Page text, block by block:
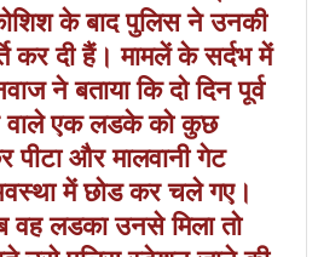
के बाद पुलिस ने उनकी
कर दी हैं। मामलें के सर्दभ में
ने बताया कि दो दिन पूर्व
वाले एक लडके को कुछ
पीटा और मालवानी गेट
में छोड कर चले गए।
लडका उनसे मिला तो